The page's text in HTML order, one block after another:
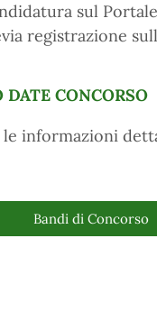
sul Portale
registrazione
CONCORSO
informazioni
Bandi di Concorso